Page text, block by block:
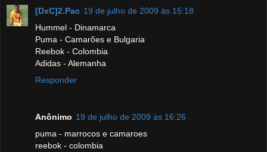
[DxC]2.Pac 19 de julho de 2009 às 15:18
Hummel - Dinamarca
Puma - Camarões e Bulgaria
Reebok - Colombia
Adidas - Alemanha
Responder
Anônimo 19 de julho de 2009 às 16:26
puma - marrocos e camaroes
reebok - colombia